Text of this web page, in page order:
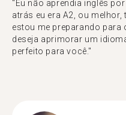
"Eu não aprendia inglês
atrás eu era A2, ou
estou me preparando para
deseja aprimorar um
perfeito para você."